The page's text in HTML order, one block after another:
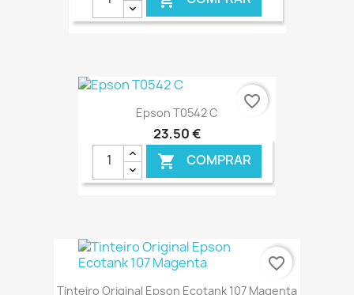
€ ONLINE
Epson T0542 C
23,50 €
 COMPRAR
€ ONLINE
favorite_border
Tinteiro Original Epson Ecotank 107 Magenta
favorite_border